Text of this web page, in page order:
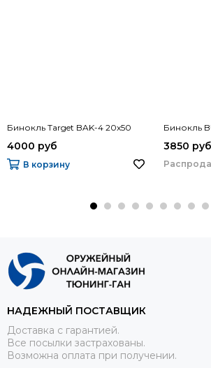
Бинокль Target BAK-4 20x50
4000 руб
В корзину
Бинокль
3850 руб
НАДЕЖНЫЙ ПОСТАВЩИК
Доставка с гарантией.
Все посылки застрахованы.
Возможна оплата при получении.